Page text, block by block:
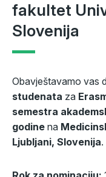
fakultet
Slovenija
Obavještavamo vas
studenata za
semestra
godine na
Ljubljani, Slovenija.